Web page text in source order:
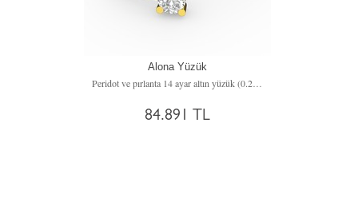
Alona Yüzük
Peridot ve pırlanta 14 ayar altın yüzük (0.24 karat)
84.891 TL